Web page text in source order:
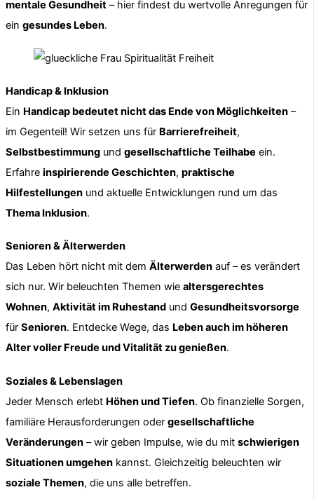
mentale Gesundheit – hier findest du wertvolle Anregungen für
ein gesundes Leben.
Handicap & Inklusion
Ein Handicap bedeutet nicht das Ende von Möglichkeiten –
im Gegenteil! Wir setzen uns für Barrierefreiheit,
Selbstbestimmung und gesellschaftliche Teilhabe ein.
Erfahre inspirierende Geschichten, praktische
Hilfestellungen und aktuelle Entwicklungen rund um das
Thema Inklusion.
Senioren & Älterwerden
Das Leben hört nicht mit dem Älterwerden auf – es verändert
sich nur. Wir beleuchten Themen wie altersgerechtes
Wohnen, Aktivität im Ruhestand und Gesundheitsvorsorge
für Senioren. Entdecke Wege, das Leben auch im höheren
Alter voller Freude und Vitalität zu genießen.
Soziales & Lebenslagen
Jeder Mensch erlebt Höhen und Tiefen. Ob finanzielle Sorgen,
familiäre Herausforderungen oder gesellschaftliche
Veränderungen – wir geben Impulse, wie du mit schwierigen
Situationen umgehen kannst. Gleichzeitig beleuchten wir
soziale Themen, die uns alle betreffen.